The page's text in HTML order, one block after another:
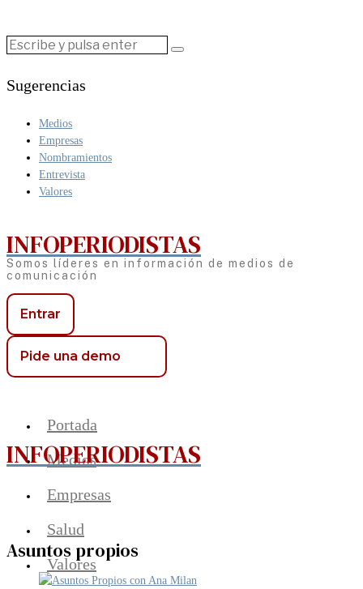
Sugerencias
Medios
Empresas
Nombramientos
Entrevista
Valores
INFOPERIODISTAS
Somos líderes en información de medios de
comunicación
Entrar
Pide una demo
Portada
Medios
Empresas
Salud
Valores
INFOPERIODISTAS
Asuntos propios